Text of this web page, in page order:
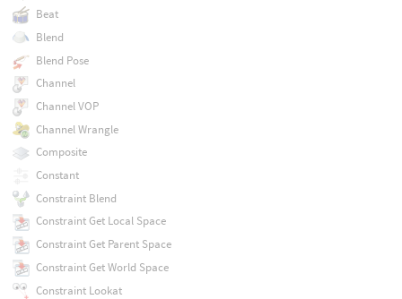
Beat
Blend
Blend Pose
Channel
Channel VOP
Channel Wrangle
Composite
Constant
Constraint Blend
Constraint Get Local Space
Constraint Get Parent Space
Constraint Get World Space
Constraint Lookat